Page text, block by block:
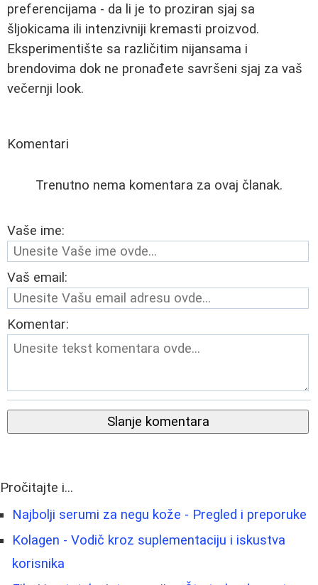
preferencijama - da li je to proziran sjaj sa
šljokicama ili intenzivniji kremasti proizvod.
Eksperimentište sa različitim nijansama i
brendovima dok ne pronađete savršeni sjaj za vaš
večernji look.
Komentari
Trenutno nema komentara za ovaj članak.
Vaše ime:
Vaš email:
Komentar:
Slanje komentara
Pročitajte i...
Najbolji serumi za negu kože - Pregled i preporuke
Kolagen - Vodič kroz suplementaciju i iskustva
korisnika